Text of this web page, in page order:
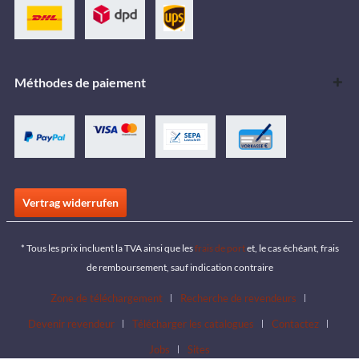
Méthodes de paiement
Vertrag widerrufen
* Tous les prix incluent la TVA ainsi que lesfrais de portet, le cas échéant, frais
de remboursement, sauf indication contraire
Zone de téléchargement
Recherche de revendeurs
Devenir revendeur
Télécharger les catalogues
Contactez
Jobs
Sites